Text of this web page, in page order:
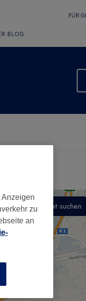
FÜR
BLOG
In diesem Gebiet suchen
,
zu
an